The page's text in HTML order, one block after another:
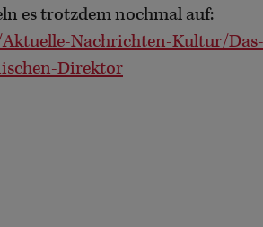
es trotzdem nochmal auf:
Nachrichten-Kultur/Das-
Direktor